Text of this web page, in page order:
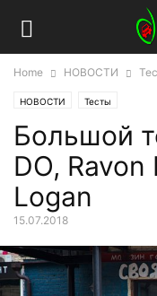
Home НОВОСТИ
НОВОСТИ Тесты
Большой
DO, Ravon
Logan
15.07.2018